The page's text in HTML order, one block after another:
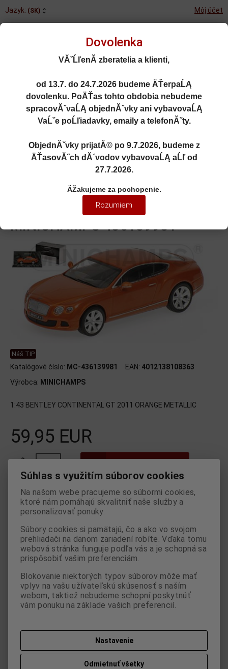
Jazyk: (SK) Môj účet
0kusov
Rozšírené vyhľadávanie
Porovnané (0)
Obľúbené (0)
1:43 BENTLEY CONTINENTAL
GT 2011 ORANGE METALLIC -
MINICHAMPS 436139981
Náš TIP
Katalógové číslo: MC-436139981 EAN: 4012138108363
Výrobca: MINICHAMPS
1:43 BENTLEY CONTINENTAL GT 2011 ORANGE METALLIC
59,95 EUR


Porovnať Pridať k oblúbeným Strážny pes
Tlač
Skladom:1 ks ISBN:436139981
Parametre
Otázka na výrobok
Dovolenka
VĂˇĹľenĂ­ zberatelia a klienti,
od 13.7. do 24.7.2026 budeme ÄŤerpaĹĄ
dovolenku. PoÄŤas tohto obdobia nebudeme
spracovĂˇvaĹĄ objednĂˇvky ani vybavovaĹĄ
VaĹˇe poĹľiadavky, emaily a telefonĂˇty.
ObjednĂˇvky prijatĂ© po 9.7.2026, budeme z
ÄŤasovĂ˝ch dĂ´vodov vybavovaĹĄ aĹľ od
27.7.2026.
ÄŽakujeme za pochopenie.
Rozumiem
Súhlas s využitím súborov cookies
Na našom webe pracujeme so súbormi cookies,
ktoré nám pomáhajú skvalitniť naše služby a
personalizovať ponuky.
Súbory cookies si pamätajú, čo a ako vo svojom
prehliadači na danom zariadení robíte. Vďaka tomu
webová stránka funguje podľa vás a je schopná sa
prispôsobiť vašim preferenciám.
Blokovanie niektorých typov súborov môže mať
vplyv na vašu užívateľskú skúsenosť s naším
webom, taktiež nebudeme schopní poskytnúť
vám ponuku na základe vašich preferencií.
Nastavenie
Odmietnuť všetky